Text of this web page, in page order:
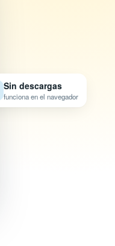
Sin descargas
funciona en el navegador